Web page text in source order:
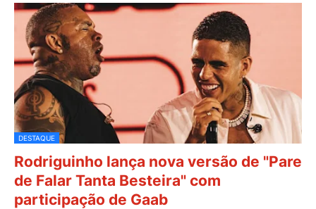
DESTAQUE
Rodriguinho lança nova versão de "Pare
de Falar Tanta Besteira" com
participação de Gaab